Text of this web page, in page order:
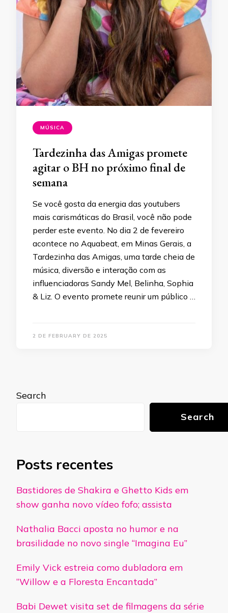
MÚSICA
Tardezinha das Amigas promete
agitar o BH no próximo final de
semana
Se você gosta da energia das youtubers
mais carismáticas do Brasil, você não pode
perder este evento. No dia 2 de fevereiro
acontece no Aquabeat, em Minas Gerais, a
Tardezinha das Amigas, uma tarde cheia de
música, diversão e interação com as
influenciadoras Sandy Mel, Belinha, Sophia
& Liz. O evento promete reunir um público …
2 DE FEBRUARY DE 2025
Search
Search
Posts recentes
Bastidores de Shakira e Ghetto Kids em
show ganha novo vídeo fofo; assista
Nathalia Bacci aposta no humor e na
brasilidade no novo single “Imagina Eu”
Emily Vick estreia como dubladora em
“Willow e a Floresta Encantada”
Babi Dewet visita set de filmagens da série